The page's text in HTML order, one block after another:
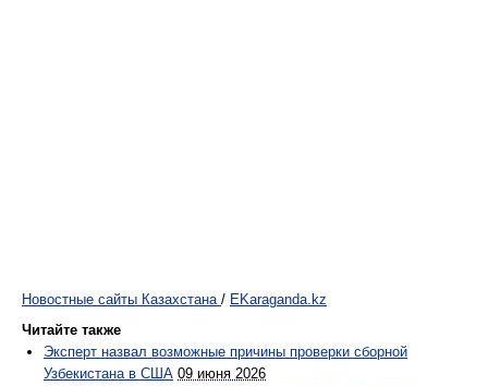
Новостные сайты Казахстана / EKaraganda.kz
Читайте также
Эксперт назвал возможные причины проверки сборной
Узбекистана в США 09 июня 2026